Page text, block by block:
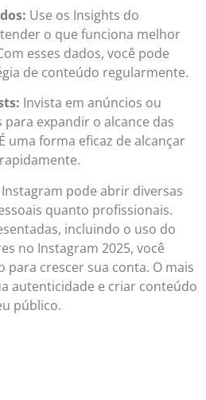
Use os Insights do
o que funciona melhor
esses dados, você pode
de conteúdo regularmente.
Invista em anúncios ou
expandir o alcance das
uma forma eficaz de alcançar
pode abrir diversas
quanto profissionais.
incluindo o uso do
no Instagram 2025, você
para crescer sua conta. O mais
autenticidade e criar conteúdo
público.